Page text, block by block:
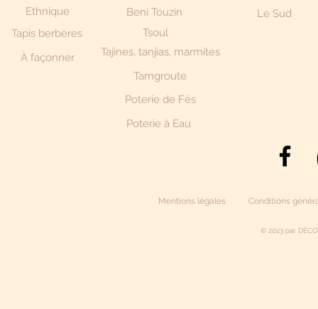
Ethnique
Tapis berbères
À façonner
Beni Touzin
Le Sud
Tsoul
Tajines, tanjias, marmites
Tamgroute
Poterie de Fès
Poterie à Eau
© 2023 par
Mentions légales Conditions